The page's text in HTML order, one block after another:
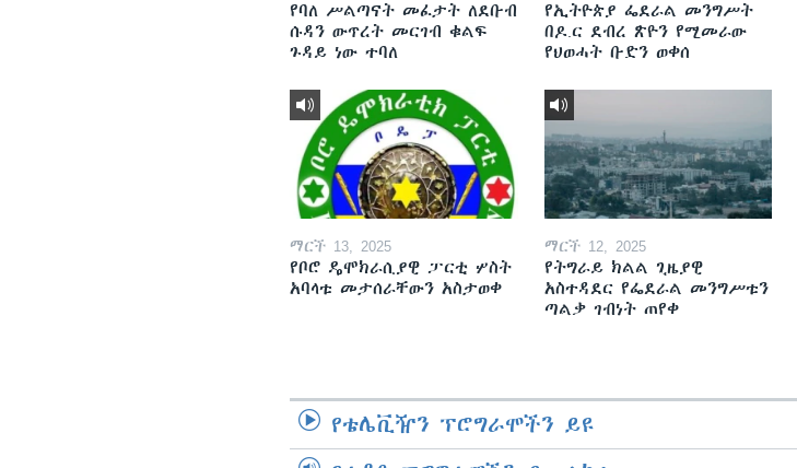
የባለ ሥልጣናት መፈታት ለደቡብ
ሱዳን ውጥረት መርገብ ቁልፍ
ጉዳይ ነው ተባለ
የኢትዮጵያ ፌደራል መንግሥት
በዶ.ር ደብረ ጽዮን የሚመራው
የህወሓት ቡድን ወቀሰ
ማርች 13, 2025
የቦሮ ዴሞክራሲያዊ ፓርቲ ሦስት
አባላቱ መታሰራቸውን አስታወቀ
ማርች 12, 2025
የትግራይ ክልል ጊዜያዊ
አስተዳደር የፌደራል መንግሥቱን
ጣልቃ ገብነት ጠየቀ
የቴሌቪዥን ፕሮግራሞችን ይዩ